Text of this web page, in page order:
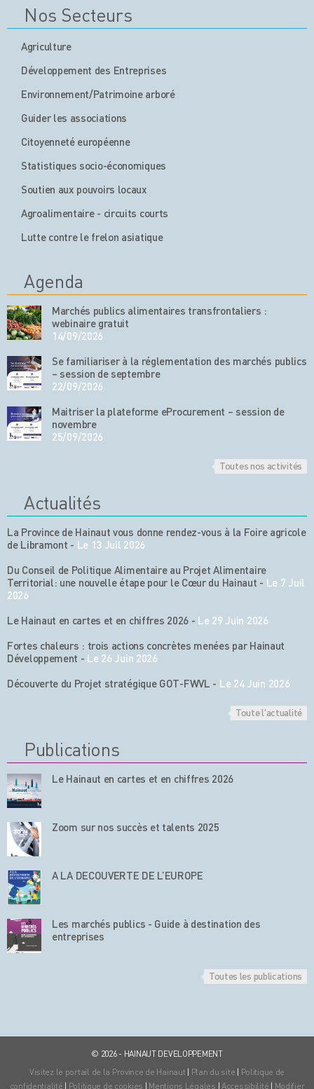
Nos Secteurs
Agriculture
Développement des Entreprises
Environnement/Patrimoine arboré
Guider les associations
Citoyenneté européenne
Statistiques socio-économiques
Soutien aux pouvoirs locaux
Agroalimentaire - circuits courts
Lutte contre le frelon asiatique
Agenda
Marchés publics alimentaires transfrontaliers :
webinaire gratuit
14/09/2026
Se familiariser à la réglementation des marchés publics
– session de septembre
22/09/2026
Maitriser la plateforme eProcurement – session de
novembre
25/09/2026
Toutes nos activités
Actualités
La Province de Hainaut vous donne rendez-vous à la Foire agricole
de Libramont - Le 13 Juil 2026
Du Conseil de Politique Alimentaire au Projet Alimentaire
Territorial: une nouvelle étape pour le Cœur du Hainaut - Le 7 Juil
2026
Le Hainaut en cartes et en chiffres 2026 - Le 29 Juin 2026
Fortes chaleurs : trois actions concrètes menées par Hainaut
Développement - Le 26 Juin 2026
Découverte du Projet stratégique GOT-FWVL - Le 24 Juin 2026
Toute l'actualité
Publications
Le Hainaut en cartes et en chiffres 2026
Zoom sur nos succès et talents 2025
A LA DECOUVERTE DE L’EUROPE
Les marchés publics - Guide à destination des
entreprises
Toutes les publications
© 2026 - HAINAUT DEVELOPPEMENT
Visitez le portail de la Province de Hainaut | Plan du site | Politique de
confidentialité | Politique de cookies | Mentions Légales | Accessibilité | Modifier